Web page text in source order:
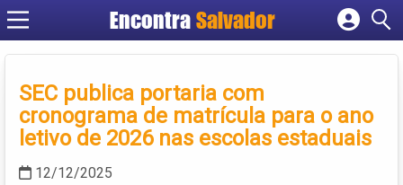
EncontraSalvador
Cadastrar empresa
Criar conta
SEC publica portaria com
cronograma de matrícula para o ano
letivo de 2026 nas escolas estaduais
12/12/2025